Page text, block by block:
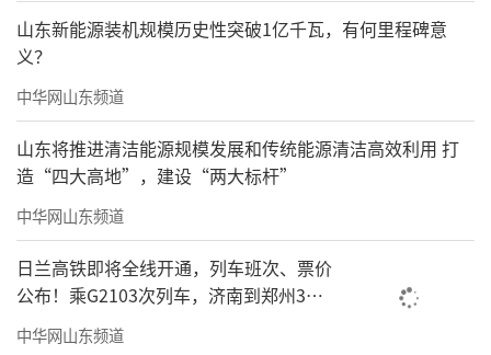
山东新能源装机规模历史性突破1亿千瓦，有何里程碑意
义？
中华网山东频道
山东将推进清洁能源规模发展和传统能源清洁高效利用 打
造“四大高地”，建设“两大标杆”
中华网山东频道
日兰高铁即将全线开通，列车班次、票价
公布！乘G2103次列车，济南到郑州3小
时到达
中华网山东频道